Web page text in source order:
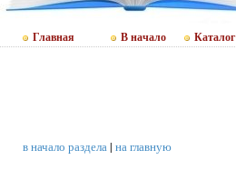
Главная В начало Каталог
в начало раздела| на главную